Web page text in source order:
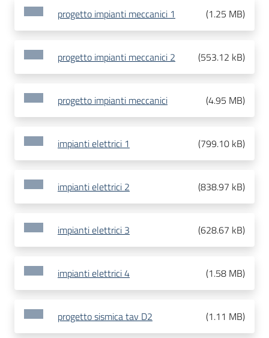
progetto impianti meccanici 1 (1.25 MB)
progetto impianti meccanici 2 (553.12 kB)
progetto impianti meccanici (4.95 MB)
impianti elettrici 1 (799.10 kB)
impianti elettrici 2 (838.97 kB)
impianti elettrici 3 (628.67 kB)
impianti elettrici 4 (1.58 MB)
progetto sismica tav D2 (1.11 MB)